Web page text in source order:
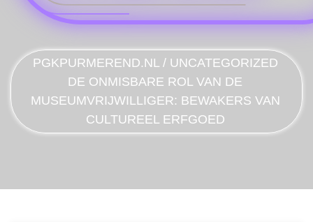
PGKPURMEREND.NL / UNCATEGORIZED
DE ONMISBARE ROL VAN DE
MUSEUMVRIJWILLIGER: BEWAKERS VAN
CULTUREEL ERFGOED